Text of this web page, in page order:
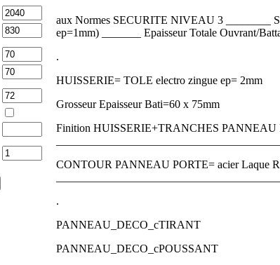
aux Normes SECURITE NIVEAU 3
ep=1mm) _______ Epaisseur Totale Ouvrant/
.
HUISSERIE= TOLE electro zingue ep= 2mm
Grosseur Epaisseur Bati=60 x 75mm
Finition HUISSERIE+TRANCHES PANNEAU
CONTOUR PANNEAU PORTE= acier Laque
.
PANNEAU_DECO_cTIRANT
PANNEAU_DECO_cPOUSSANT